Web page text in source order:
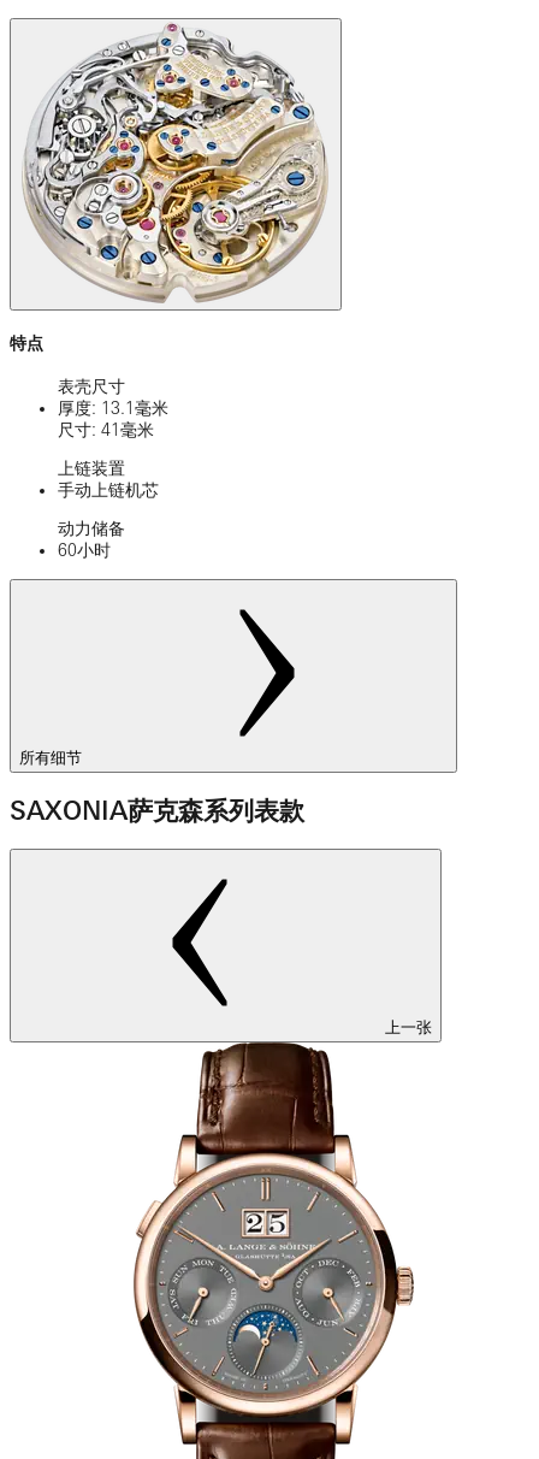
特点
表壳尺寸
厚度: 13.1毫米
尺寸: 41毫米
上链装置
手动上链机芯
动力储备
60小时
所有细节
SAXONIA萨克森系列表款
上一张